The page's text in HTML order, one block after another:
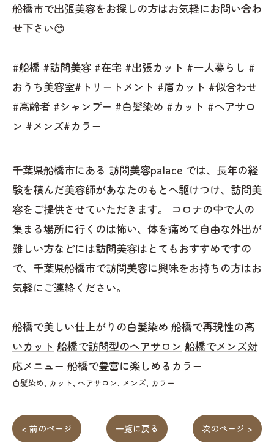
船橋市で出張美容をお探しの方はお気軽にお問い合わ
せ下さい😊
#船橋 #訪問美容 #在宅 #出張カット #一人暮らし #
おうち美容室#トリートメント #眉カット #似合わせ
#高齢者 #シャンプー #白髪染め #カット #ヘアサロ
ン #メンズ#カラー
千葉県船橋市にある 訪問美容palace では、長年の経
験を積んだ美容師があなたのもとへ駆けつけ、訪問美
容をご提供させていただきます。 コロナの中で人の
集まる場所に行くのは怖い、体を痛めて自由な外出が
難しい方などには訪問美容はとてもおすすめですの
で、千葉県船橋市で訪問美容に興味をお持ちの方はお
気軽にご連絡ください。
船橋で美しい仕上がりの白髪染め 船橋で再現性の高
いカット 船橋で訪問型のヘアサロン 船橋でメンズ対
応メニュー 船橋で豊富に楽しめるカラー
白髪染め カット ヘアサロン メンズ カラー
< 前のページ 一覧に戻る 次のページ >